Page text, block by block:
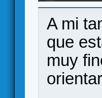
A mi
que
muy